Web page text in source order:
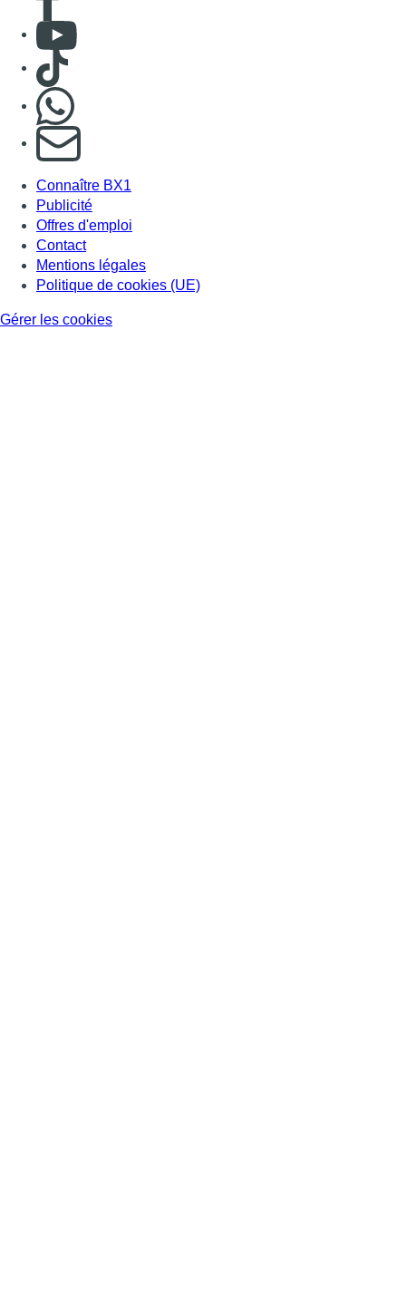
Consulter Youtube
Consulter TikTok
S'abonner à notre newsletter
Connaître BX1
Publicité
Offres d'emploi
Contact
Mentions légales
Politique de cookies (UE)
Gérer les cookies